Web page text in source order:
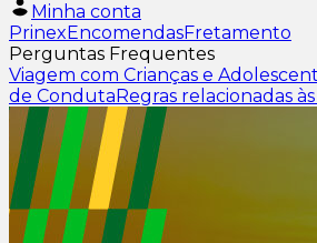
Minha conta
PrinexEncomendasFretamento
Perguntas Frequentes
Viagem com Crianças e
de CondutaRegras relacionadas